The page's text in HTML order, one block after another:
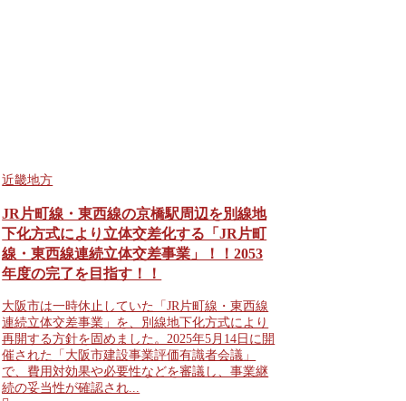
近畿地方
JR片町線・東西線の京橋駅周辺を別線地
下化方式により立体交差化する「JR片町
線・東西線連続立体交差事業」！！2053
年度の完了を目指す！！
大阪市は一時休止していた「JR片町線・東西線
連続立体交差事業」を、別線地下化方式により
再開する方針を固めました。2025年5月14日に開
催された「大阪市建設事業評価有識者会議」
で、費用対効果や必要性などを審議し、事業継
続の妥当性が確認され...